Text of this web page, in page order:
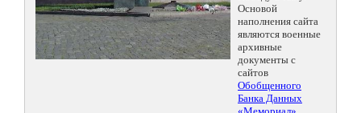
Основой
наполнения сайта
являются военные
архивные
документы с
сайтов
Обобщенного
Банка Данных